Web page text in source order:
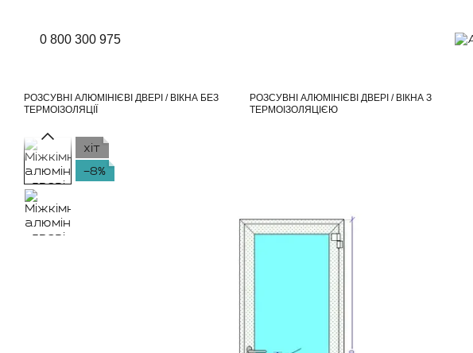
0 800 300 975
РОЗСУВНІ АЛЮМІНІЄВІ ДВЕРІ / ВІКНА БЕЗ
ТЕРМОІЗОЛЯЦІЇ
РОЗСУВНІ АЛЮМІНІЄВІ ДВЕРІ / ВІКНА З
ТЕРМОІЗОЛЯЦІЄЮ
хіт
−8%